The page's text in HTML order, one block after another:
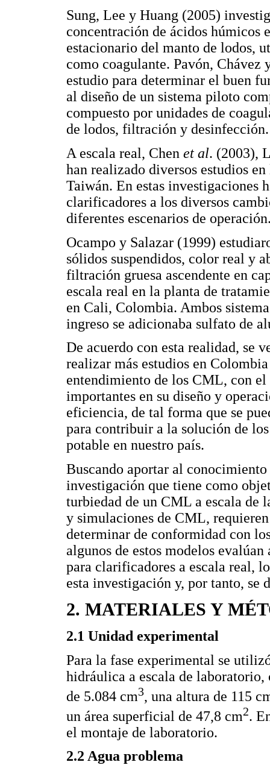
Sung, Lee y Huang (2005)
concentración de ácidos húmicos
estacionario del manto de lodos,
como coagulante. Pavón,
estudio para determinar el buen
al diseño de un sistema piloto
compuesto por unidades de
de lodos, filtración y desinfección.
A escala real, Chen et al. (2003),
han realizado diversos estudios
Taiwán. En estas investigaciones
clarificadores a los diversos
diferentes escenarios de
Ocampo y Salazar (1999)
sólidos suspendidos, color real y
filtración gruesa ascendente en
escala real en la planta de
en Cali, Colombia. Ambos
ingreso se adicionaba sulfato de
De acuerdo con esta realidad, se
realizar más estudios en
entendimiento de los CML, con
importantes en su diseño y
eficiencia, de tal forma que se
para contribuir a la solución de
potable en nuestro país.
Buscando aportar al
investigación que tiene como
turbiedad de un CML a escala de
y simulaciones de CML,
determinar de conformidad con
algunos de estos modelos
para clarificadores a escala real,
esta investigación y, por tanto,
2. MATERIALES Y
2.1 Unidad experimental
Para la fase experimental se
hidráulica a escala de
de 5.084 cm3, una altura de 115
un área superficial de 47,8 cm2.
el montaje de laboratorio.
2.2 Agua problema